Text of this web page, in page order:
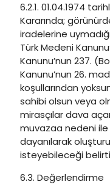
6.2.1. 01.04.1974
Kararında;
iradelerine
Türk Medeni
Kanunu’nun 237.
Kanunu’nun 26.
koşullarından
sahibi olsun veya
mirasçılar dava
muvazaa nedeni
dayanılarak
isteyebileceği
6.3. Değerlendirme